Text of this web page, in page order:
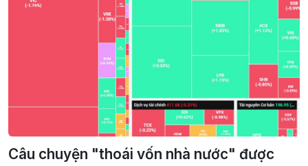
Câu chuyện "thoái vốn nhà nước" được